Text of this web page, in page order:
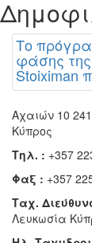
Το
φάσης της
Stoiximan
Αχαιών 10
Κύπρος
Τηλ. : +357
Φαξ : +357
Ταχ.
Λευκωσία